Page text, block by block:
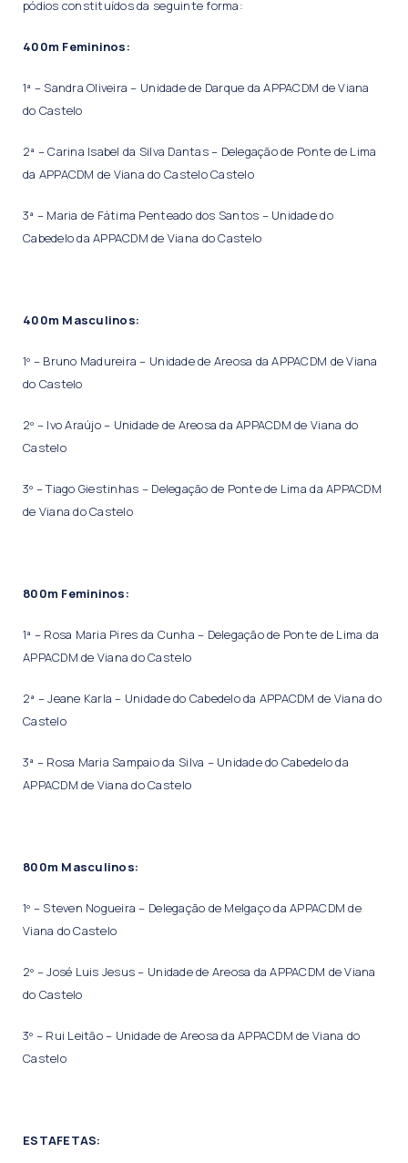
pódios constituídos da seguinte forma:
400m Femininos:
1ª – Sandra Oliveira – Unidade de Darque da APPACDM de Viana
do Castelo
2ª – Carina Isabel da Silva Dantas – Delegação de Ponte de Lima
da APPACDM de Viana do Castelo Castelo
3ª – Maria de Fátima Penteado dos Santos – Unidade do
Cabedelo da APPACDM de Viana do Castelo
400m Masculinos:
1º – Bruno Madureira – Unidade de Areosa da APPACDM de Viana
do Castelo
2º – Ivo Araújo – Unidade de Areosa da APPACDM de Viana do
Castelo
3º – Tiago Giestinhas – Delegação de Ponte de Lima da APPACDM
de Viana do Castelo
800m Femininos:
1ª – Rosa Maria Pires da Cunha – Delegação de Ponte de Lima da
APPACDM de Viana do Castelo
2ª – Jeane Karla – Unidade do Cabedelo da APPACDM de Viana do
Castelo
3ª – Rosa Maria Sampaio da Silva – Unidade do Cabedelo da
APPACDM de Viana do Castelo
800m Masculinos:
1º – Steven Nogueira – Delegação de Melgaço da APPACDM de
Viana do Castelo
2º – José Luis Jesus – Unidade de Areosa da APPACDM de Viana
do Castelo
3º – Rui Leitão – Unidade de Areosa da APPACDM de Viana do
Castelo
ESTAFETAS: